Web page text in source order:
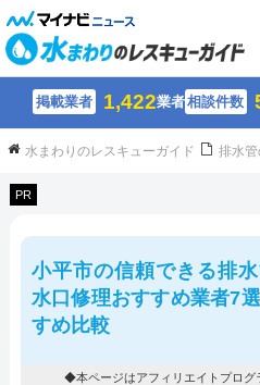
掲載業者 1,422業者相談件数
水まわりのレスキューガイド 排水
PR
小平市の信頼できる排
水口修理おすすめ業者7
すめ比較
◆本ページはアフィリエイトプログ